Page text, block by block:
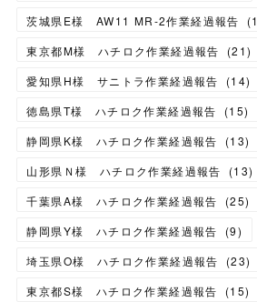
茨城県E様 AW11 MR-2作業経過報告
(1
東京都M様 ハチロク作業経過報告
(21)
愛知県H様 サニトラ作業経過報告
(14)
徳島県T様 ハチロク作業経過報告
(15)
静岡県K様 ハチロク作業経過報告
(13)
山形県Ｎ様 ハチロク作業経過報告
(13)
千葉県A様 ハチロク作業経過報告
(25)
静岡県Y様 ハチロク作業経過報告
(9)
埼玉県O様 ハチロク作業経過報告
(23)
東京都S様 ハチロク作業経過報告
(15)